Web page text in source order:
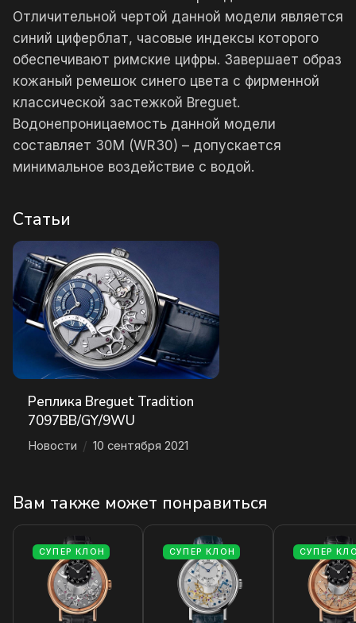
Отличительной чертой данной модели является
синий циферблат, часовые индексы которого
обеспечивают римские цифры. Завершает образ
кожаный ремешок синего цвета с фирменной
классической застежкой Breguet.
Водонепроницаемость данной модели
составляет 30М (WR30) – допускается
минимальное воздействие с водой.
Статьи
Реплика Breguet Tradition
7097BB/GY/9WU
Новости / 10 сентября 2021
Вам также может понравиться
СУПЕР КЛОН СУПЕР КЛОН СУПЕР